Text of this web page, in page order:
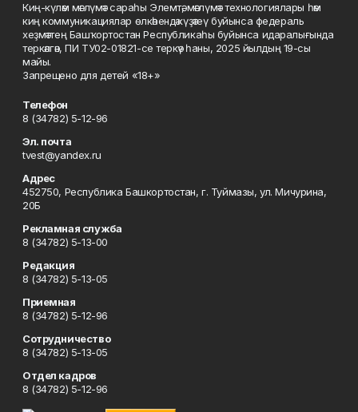
Киң-күләм мәғлүмәт сараһы Элемтә, мәғлүмәт технологиялары һәм
киң коммуникациялар өлкәһендә күҙәтеү буйынса федераль
хеҙмәттең Башҡортостан Республикаһы буйынса идаралығында
теркәлгән, ПИ ТУ02-01821-се теркәү һаны, 2025 йылдың 19-сы
майы.
Запрещено для детей «18+»
Телефон
8 (34782) 5-12-96
Эл. почта
tvest@yandex.ru
Адрес
452750, Республика Башкортостан, г. Туймазы, ул. Мичурина,
20Б
Рекламная служба
8 (34782) 5-13-00
Редакция
8 (34782) 5-13-05
Приемная
8 (34782) 5-12-96
Сотрудничество
8 (34782) 5-13-05
Отдел кадров
8 (34782) 5-12-96